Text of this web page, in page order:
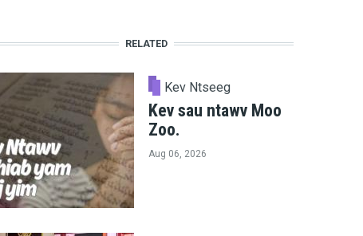
RELATED
Kev Ntseeg
Kev sau ntawv Moo
Zoo.
Aug 06, 2026